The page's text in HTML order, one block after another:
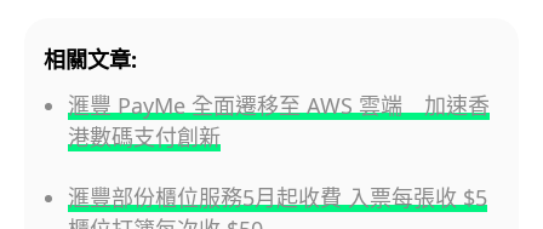
相關文章:
滙豐 PayMe 全面遷移至 AWS 雲端 加速香
港數碼支付創新
滙豐部份櫃位服務5月起收費 入票每張收 $5